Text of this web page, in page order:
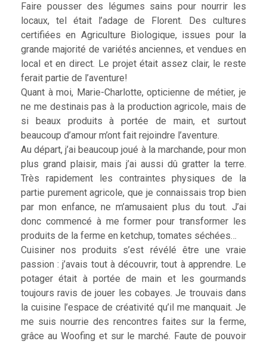
Faire pousser des légumes sains pour nourrir les
locaux, tel était l’adage de Florent. Des cultures
certifiées en Agriculture Biologique, issues pour la
grande majorité de variétés anciennes, et vendues en
local et en direct. Le projet était assez clair, le reste
ferait partie de l’aventure!
Quant à moi, Marie-Charlotte, opticienne de métier, je
ne me destinais pas à la production agricole, mais de
si beaux produits à portée de main, et surtout
beaucoup d’amour m’ont fait rejoindre l’aventure.
Au départ, j’ai beaucoup joué à la marchande, pour mon
plus grand plaisir, mais j’ai aussi dû gratter la terre.
Très rapidement les contraintes physiques de la
partie purement agricole, que je connaissais trop bien
par mon enfance, ne m’amusaient plus du tout. J’ai
donc commencé à me former pour transformer les
produits de la ferme en ketchup, tomates séchées…
Cuisiner nos produits s’est révélé être une vraie
passion : j’avais tout à découvrir, tout à apprendre. Le
potager était à portée de main et les gourmands
toujours ravis de jouer les cobayes. Je trouvais dans
la cuisine l’espace de créativité qu’il me manquait. Je
me suis nourrie des rencontres faites sur la ferme,
grâce au Woofing et sur le marché. Faute de pouvoir